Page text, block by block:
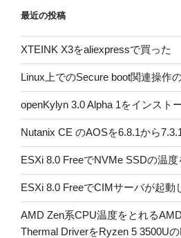
最近の投稿
XTEINK X3をaliexpressで買った
Linux上でのSecure boot関連操作
openKylyn 3.0 Alpha 1をインスト
Nutanix CE のAOSを6.8.1から
ESXi 8.0 FreeでNVMe SSDの温度
ESXi 8.0 FreeでCIMサーバが起動
AMD Zen系CPU温度をとれる
Thermal DriverをRyzen 5 3500U